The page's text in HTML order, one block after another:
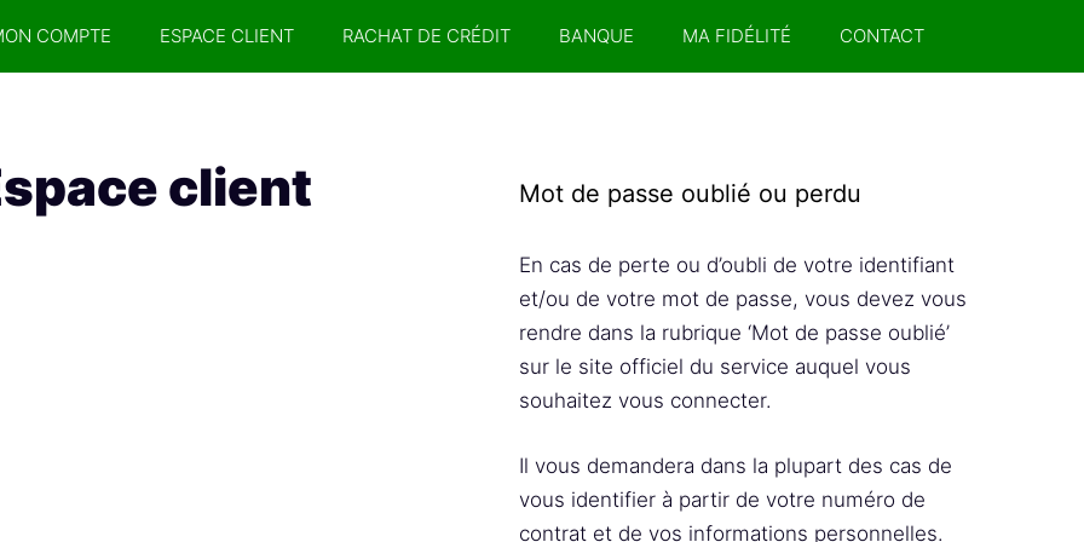
COMPTE ESPACE CLIENT RACHAT DE CRÉDIT BANQUE MA FIDÉLITÉ CONTACT
client Mot de passe oublié ou perdu
En cas de perte ou d’oubli de votre identifiant
et/ou de votre mot de passe, vous devez vous
rendre dans la rubrique ‘Mot de passe oublié’
sur le site officiel du service auquel vous
souhaitez vous connecter.
Il vous demandera dans la plupart des cas de
vous identifier à partir de votre numéro de
contrat et de vos informations personnelles.